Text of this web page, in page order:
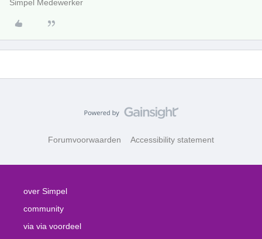
Simpel Medewerker
Forumvoorwaarden Accessibility statement
over Simpel
community
via via voordeel